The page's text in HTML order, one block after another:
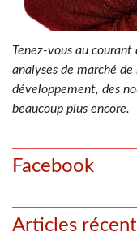
Tenez-vous au
analyses de marché
développement, des
beaucoup plus encore.
Facebook
Articles